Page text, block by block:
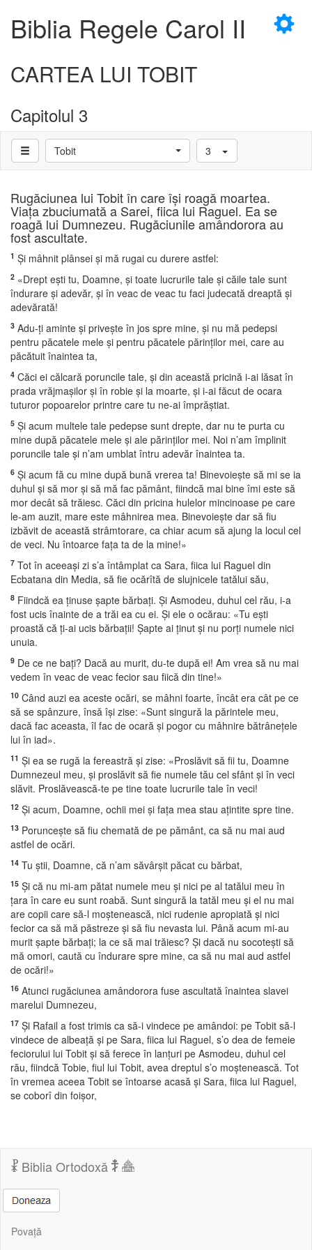
×
Biblia Regele Carol II
CARTEA LUI TOBIT
Capitolul 3
Tobit 3
Rugăciunea lui Tobit în care îşi roagă moartea.
Viaţa zbuciumată a Sarei, fiica lui Raguel. Ea se
roagă lui Dumnezeu. Rugăciunile amândorora au
fost ascultate.
1 Şi mâhnit plânsei şi mă rugai cu durere astfel:
2 «Drept eşti tu, Doamne, şi toate lucrurile tale şi căile tale sunt
îndurare şi adevăr, şi în veac de veac tu faci judecată dreaptă şi
adevărată!
3 Adu-ţi aminte şi priveşte în jos spre mine, şi nu mă pedepsi
pentru păcatele mele şi pentru păcatele părinţilor mei, care au
păcătuit înaintea ta,
4 Căci ei călcară poruncile tale, şi din această pricină i-ai lăsat în
prada vrăjmaşilor şi în robie şi la moarte, şi i-ai făcut de ocara
tuturor popoarelor printre care tu ne-ai împrăştiat.
5 Şi acum multele tale pedepse sunt drepte, dar nu te purta cu
mine după păcatele mele şi ale părinţilor mei. Noi n’am împlinit
poruncile tale şi n’am umblat întru adevăr înaintea ta.
6 Şi acum fă cu mine după bună vrerea ta! Binevoieşte să mi se ia
duhul şi să mor şi să mă fac pământ, fiindcă mai bine îmi este să
mor decât să trăiesc. Căci din pricina hulelor mincinoase pe care
le-am auzit, mare este mâhnirea mea. Binevoieşte dar să fiu
izbăvit de această strâmtorare, ca chiar acum să ajung la locul cel
de veci. Nu întoarce faţa ta de la mine!»
7 Tot în aceeaşi zi s’a întâmplat ca Sara, fiica lui Raguel din
Ecbatana din Media, să fie ocărîtă de slujnicele tatălui său,
8 Fiindcă ea ţinuse şapte bărbaţi. Şi Asmodeu, duhul cel rău, i-a
fost ucis înainte de a trăi ea cu ei. Şi ele o ocărau: «Tu eşti
proastă că ţi-ai ucis bărbaţii! Şapte ai ţinut şi nu porţi numele nici
unuia.
9 De ce ne baţi? Dacă au murit, du-te după ei! Am vrea să nu mai
vedem în veac de veac fecior sau fiică din tine!»
10 Când auzi ea aceste ocări, se mâhni foarte, încât era cât pe ce
să se spânzure, însă îşi zise: «Sunt singură la părintele meu,
dacă fac aceasta, îl fac de ocară şi pogor cu mâhnire bătrâneţele
lui în iad».
11 Şi ea se rugă la fereastră şi zise: «Proslăvit să fii tu, Doamne
Dumnezeul meu, şi proslăvit să fie numele tău cel sfânt şi în veci
slăvit. Proslăvească-te pe tine toate lucrurile tale în veci!
12 Şi acum, Doamne, ochii mei şi faţa mea stau aţintite spre tine.
13 Porunceşte să fiu chemată de pe pământ, ca să nu mai aud
astfel de ocări.
14 Tu ştii, Doamne, că n’am săvârşit păcat cu bărbat,
15 Şi că nu mi-am pătat numele meu şi nici pe al tatălui meu în
ţara în care eu sunt roabă. Sunt singură la tatăl meu şi el nu mai
are copii care să-l moştenească, nici rudenie apropiată şi nici
fecior ca să mă păstreze şi să fiu nevasta lui. Până acum mi-au
murit şapte bărbaţi; la ce să mai trăiesc? Şi dacă nu socoteşti să
mă omori, caută cu îndurare spre mine, ca să nu mai aud astfel
de ocări!»
16 Atunci rugăciunea amândorora fuse ascultată înaintea slavei
marelui Dumnezeu,
17 Şi Rafail a fost trimis ca să-i vindece pe amândoi: pe Tobit să-l
vindece de albeaţă şi pe Sara, fiica lui Raguel, s’o dea de femeie
feciorului lui Tobit şi să ferece în lanţuri pe Asmodeu, duhul cel
rău, fiindcă Tobie, fiul lui Tobit, avea dreptul s’o moştenească. Tot
în vremea aceea Tobit se întoarse acasă şi Sara, fiica lui Raguel,
se coborî din foişor,
Biblia Ortodoxă
Povață